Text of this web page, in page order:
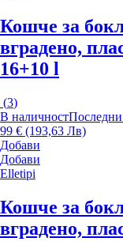
Кошче за
вградено,
16+10 l
(3)
В наличност
99 € (193,63 Лв)
Добави
Добави
Elletipi
Кошче за
вградено,